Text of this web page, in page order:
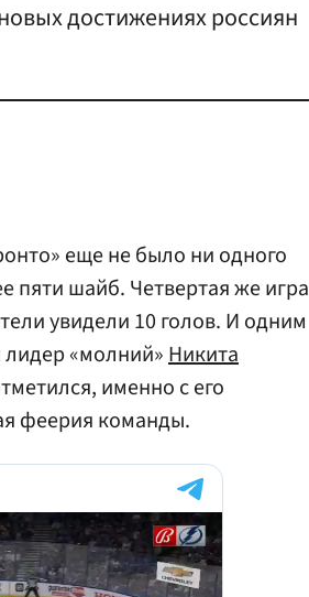
достижениях россиян
еще не было ни одного
пяти шайб. Четвертая же игра
увидели 10 голов. И одним
лидер «молний»Никита
именно с его
феерия команды.